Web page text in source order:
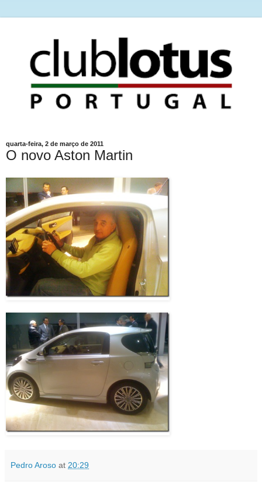
quarta-feira, 2 de março de 2011
O novo Aston Martin
Pedro Aroso at 20:29